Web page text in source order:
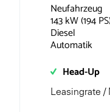
Neufahrzeug
143 kW (194
Diesel
Automatik
Head-Up
Leasingrate /